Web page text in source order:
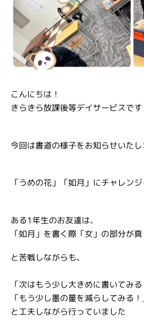
こんにちは！
きらきら放課後等デイサービスです
今回は書道の様子をお知らせいたし
「うめの花」「如月」にチャレン
ある1年生のお友達は、
「如月」を書く際「女」の部分が
と苦戦しながらも、
「次はもう少し大きめに書いてみる
「もう少し墨の量を減らしてみる！
と工夫しながら行っていました